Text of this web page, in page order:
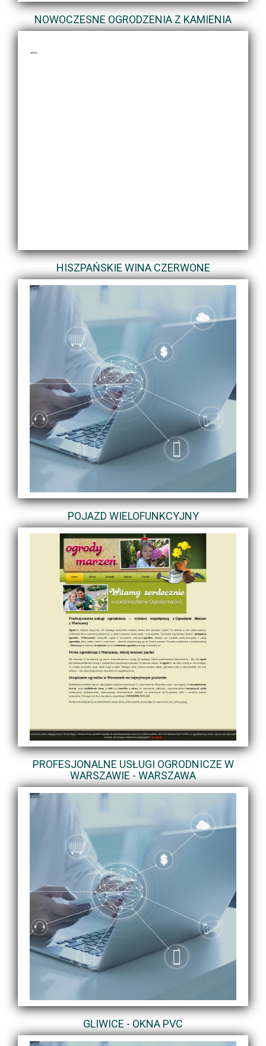
NOWOCZESNE OGRODZENIA Z KAMIENIA
HISZPAŃSKIE WINA CZERWONE
POJAZD WIELOFUNKCYJNY
PROFESJONALNE USŁUGI OGRODNICZE W
WARSZAWIE - WARSZAWA
GLIWICE - OKNA PVC